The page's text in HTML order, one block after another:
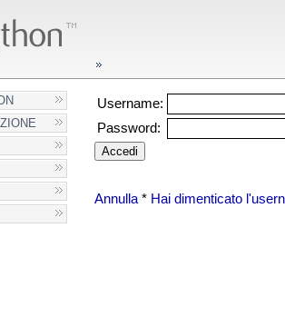
Username:
Password:
Annulla* Hai dimenticato